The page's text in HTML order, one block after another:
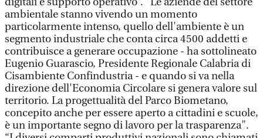
ambientale stanno vivendo un momento
particolarmente intenso, quello dell'ambiente è un
segmento industriale che conta circa 4500 addetti e
contribuisce a generare occupazione - ha sottolineato
Eugenio Guarascio, Presidente Regionale Calabria di
Cisambiente Confindustria - e quando si va nella
direzione dell'Economia Circolare si genera valore sul
territorio. La progettualità del Parco Biometano,
concepito anche per essere aperto a cittadini e scuole,
è un importante segno di lavoro per la trasparenza".